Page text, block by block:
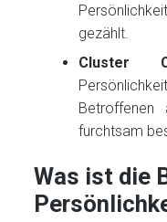
gezählt.
Cluster
Betroffenen
furchtsam
Was ist die